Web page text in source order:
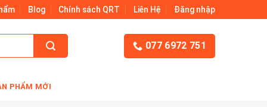
Blog Chính sách QRT Liên Hệ Đăng nhập
077 6972 751
PHẨM MỚI